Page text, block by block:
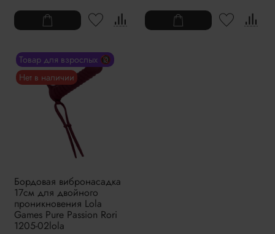
Товар для взрослых 🔞
Нет в наличии
Бордовая вибронасадка
17см для двойного
проникновения Lola
Games Pure Passion Rori
1205-02lola